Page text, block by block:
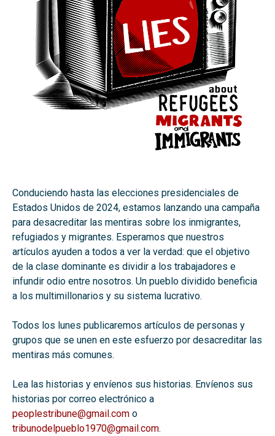
Conduciendo hasta las elecciones presidenciales de
Estados Unidos de 2024, estamos lanzando una campaña
para desacreditar las mentiras sobre los inmigrantes,
refugiados y migrantes. Esperamos que nuestros
artículos ayuden a todos a ver la verdad: que el objetivo
de la clase dominante es dividir a los trabajadores e
infundir odio entre nosotros. Un pueblo dividido beneficia
a los multimillonarios y su sistema lucrativo.
Todos los lunes publicaremos artículos de personas y
grupos que se unen en este esfuerzo por desacreditar las
mentiras más comunes.
Lea las historias y envíenos sus historias. Envíenos sus
historias por correo electrónico a
peoplestribune@gmail.com o
tribunodelpueblo1970@gmail.com.